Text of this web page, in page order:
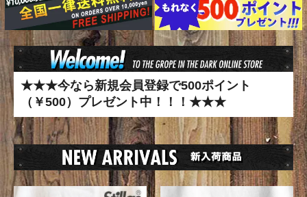
★★★今なら新規会員登録で500ポイント
（￥500）プレゼント中！！！★★★